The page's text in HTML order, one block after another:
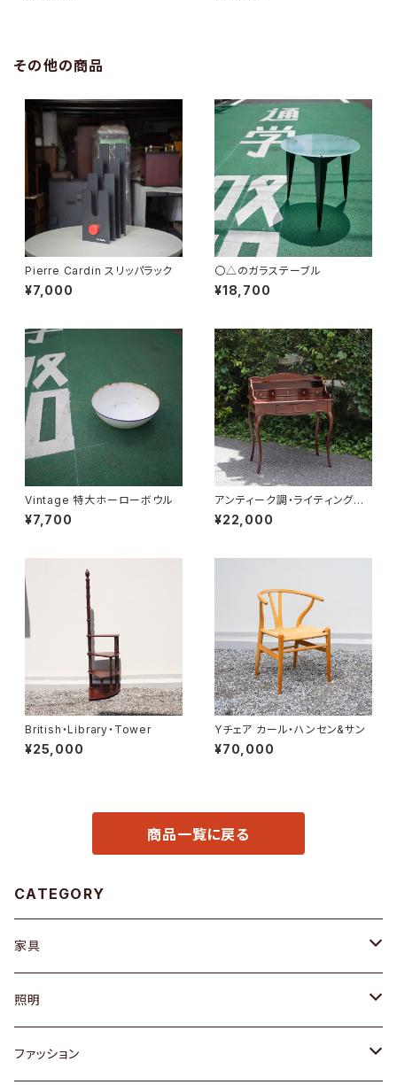
その他の商品
Pierre Cardin スリッパラック
¥7,000
〇△のガラステーブル
¥18,700
Vintage 特大ホーローボウル
¥7,700
アンティーク調・ライティングデ
スク
¥22,000
British・Library・Tower
¥25,000
Yチェア カール・ハンセン&サン
¥70,000
商品一覧に戻る
CATEGORY
家具
ソファ / ベンチ
チェア / スツール
照明
ペンダントライト
ファッション